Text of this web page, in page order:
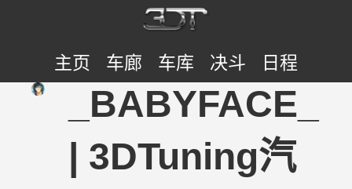
主页 车廊 车库 决斗 日程
_BABYFACE_
| 3DTuning汽